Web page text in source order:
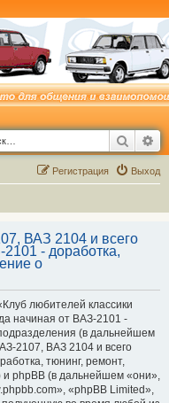
Поиск
Выход
Регистрация
ВАЗ 2104 и всего
- доработка,
о
любителей классики
начиная от ВАЗ-2101 -
(в дальнейшем
2107, ВАЗ 2104 и всего
тюнинг, ремонт,
и phpBB (в дальнейшем «они»,
«phpBB Limited»,